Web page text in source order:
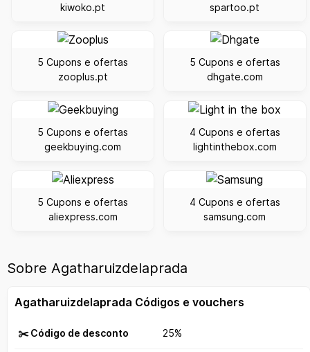
kiwoko.pt
spartoo.pt
5 Cupons e ofertas
zooplus.pt
5 Cupons e ofertas
dhgate.com
5 Cupons e ofertas
geekbuying.com
4 Cupons e ofertas
lightinthebox.com
5 Cupons e ofertas
aliexpress.com
4 Cupons e ofertas
samsung.com
Sobre Agatharuizdelaprada
Agatharuizdelaprada Códigos e vouchers
✂️ Código de desconto 25%